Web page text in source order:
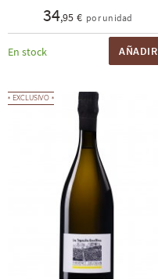
34,95 € por unidad
En stock AÑADIR
EXCLUSIVO